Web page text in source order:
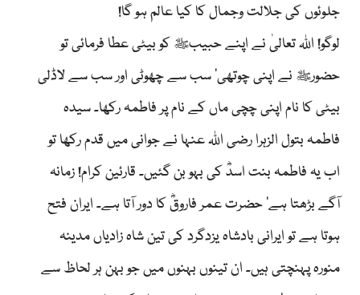
جلوئوں کی جلالت وجمال کا کیا عالم ہو گا!
لوگو! اللہ تعالیٰ نے اپنے حبیبﷺ کو بیٹی عطا فرمائی تو
حضورﷺ نے اپنی چوتھی‘ سب سے چھوٹی اور سب سے لاڈلی
بیٹی کا نام اپنی چچی ماں کے نام پر فاطمہ رکھا۔ سیدہ
فاطمہ بتول الزہرا رضی اللہ عنہا نے جوانی میں قدم رکھا تو
اب یہ فاطمہ بنت اسدؓ کی بہو بن گئیں۔ قارئین کرام! زمانہ
آگے بڑھتا ہے‘ حضرت عمر فاروقؓ کا دور آتا ہے۔ ایران فتح
ہوتا ہے تو ایرانی بادشاہ یزدگرد کی تین شاہ زادیاں مدینہ
منورہ پہنچتی ہیں۔ ان تینوں بہنوں میں جو بہن ہر لحاظ سے